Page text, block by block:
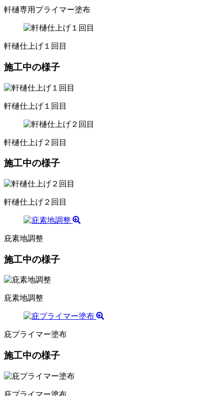
軒樋専用プライマー塗布
軒樋仕上げ１回目
施工中の様子
軒樋仕上げ１回目
軒樋仕上げ２回目
施工中の様子
軒樋仕上げ２回目
庇素地調整
施工中の様子
庇素地調整
庇プライマー塗布
施工中の様子
庇プライマー塗布